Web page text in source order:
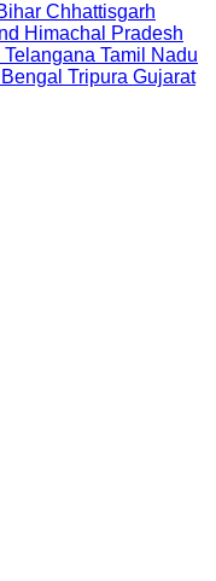
Chhattisgarh
Himachal Pradesh
Telangana Tamil Nadu
Tripura Gujarat